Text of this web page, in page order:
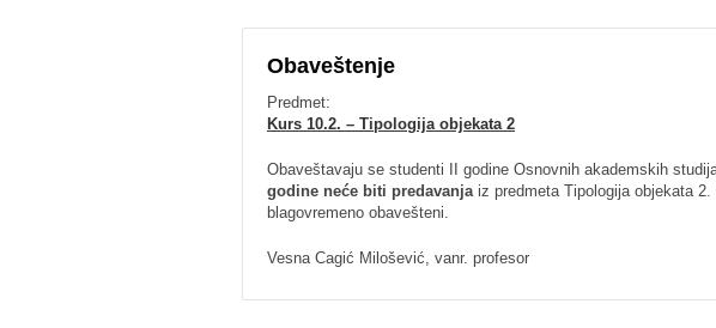
Obaveštenje
Predmet:
Kurs 10.2. – Tipologija objekata 2
Obaveštavaju se studenti II godine Osnovnih akademskih
godine neće biti predavanjaiz predmeta Tipologija objekata
blagovremeno obavešteni.
Vesna Cagić Milošević, vanr. profesor